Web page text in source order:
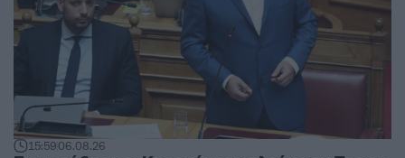
15:5906.08.26